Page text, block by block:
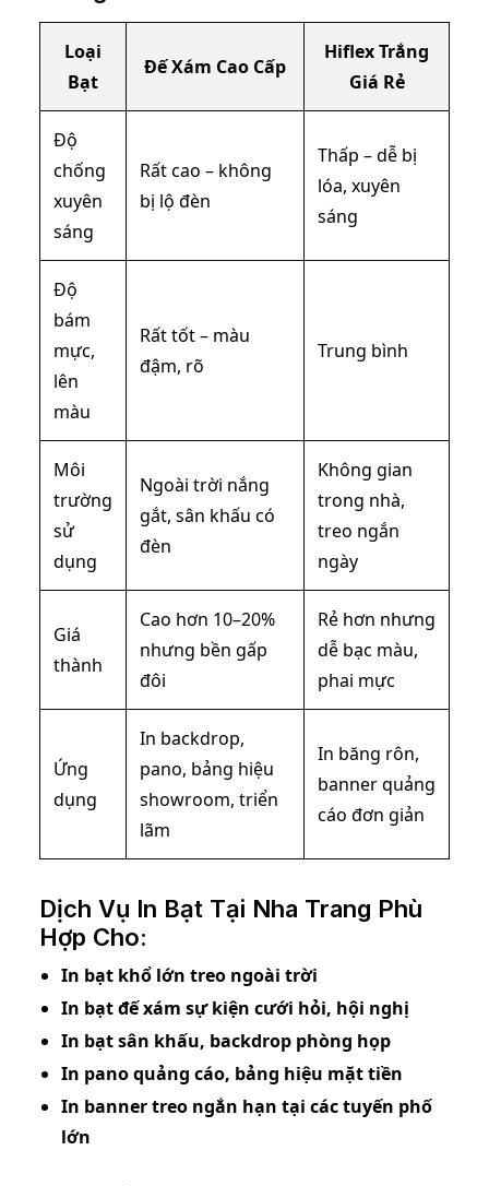
Loại
Bạt
Đế Xám Cao Cấp
Hiflex Trắng
Giá Rẻ
Độ
chống
xuyên
sáng
Rất cao – không
bị lộ đèn
Thấp – dễ bị
lóa, xuyên
sáng
Độ
bám
mực,
lên
màu
Rất tốt – màu
đậm, rõ
Trung bình
Môi
trường
sử
dụng
Ngoài trời nắng
gắt, sân khấu có
đèn
Không gian
trong nhà,
treo ngắn
ngày
Giá
thành
Cao hơn 10–20%
nhưng bền gấp
đôi
Rẻ hơn nhưng
dễ bạc màu,
phai mực
Ứng
dụng
In backdrop,
pano, bảng hiệu
showroom, triển
lãm
In băng rôn,
banner quảng
cáo đơn giản
Dịch Vụ In Bạt Tại Nha Trang Phù
Hợp Cho:
In bạt khổ lớn treo ngoài trời
In bạt đế xám sự kiện cưới hỏi, hội nghị
In bạt sân khấu, backdrop phòng họp
In pano quảng cáo, bảng hiệu mặt tiền
In banner treo ngắn hạn tại các tuyến phố
lớn